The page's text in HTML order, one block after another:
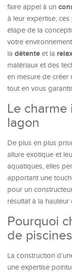
faire appel à un
à leur expertise,
étape de la
votre
la détente et la
matériaux et des
en mesure de créer
tout en vous
Le
lagon
De plus en plus
allure exotique et
aquatiques, elles
apportant une
pour un
résultat à la hauteur
Pourquoi
de
La construction
une expertise